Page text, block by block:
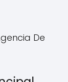
De